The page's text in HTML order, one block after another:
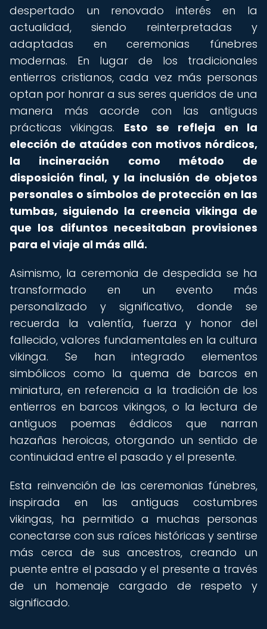
despertado un renovado interés en la
actualidad, siendo reinterpretadas y
adaptadas en ceremonias fúnebres
modernas. En lugar de los tradicionales
entierros cristianos, cada vez más personas
optan por honrar a sus seres queridos de una
manera más acorde con las antiguas
prácticas vikingas. Esto se refleja en la
elección de ataúdes con motivos nórdicos,
la incineración como método de
disposición final, y la inclusión de objetos
personales o símbolos de protección en las
tumbas, siguiendo la creencia vikinga de
que los difuntos necesitaban provisiones
para el viaje al más allá.
Asimismo, la ceremonia de despedida se ha
transformado en un evento más
personalizado y significativo, donde se
recuerda la valentía, fuerza y honor del
fallecido, valores fundamentales en la cultura
vikinga. Se han integrado elementos
simbólicos como la quema de barcos en
miniatura, en referencia a la tradición de los
entierros en barcos vikingos, o la lectura de
antiguos poemas éddicos que narran
hazañas heroicas, otorgando un sentido de
continuidad entre el pasado y el presente.
Esta reinvención de las ceremonias fúnebres,
inspirada en las antiguas costumbres
vikingas, ha permitido a muchas personas
conectarse con sus raíces históricas y sentirse
más cerca de sus ancestros, creando un
puente entre el pasado y el presente a través
de un homenaje cargado de respeto y
significado.